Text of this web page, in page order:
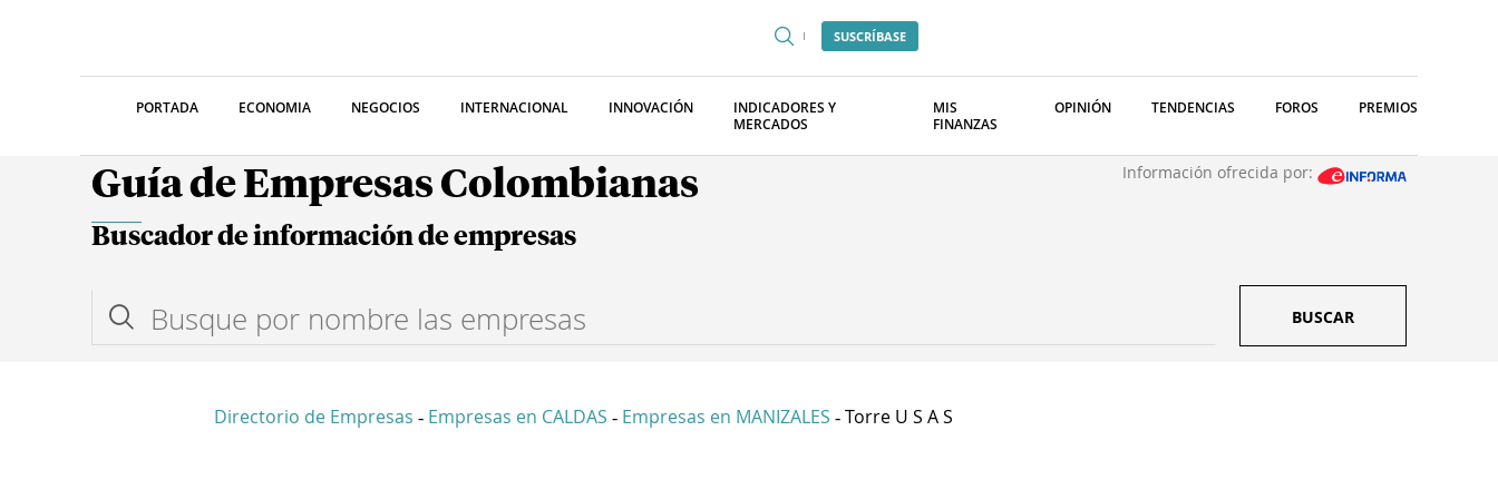
SUSCRÍBASE
PORTADA ECONOMIA NEGOCIOS INTERNACIONAL INNOVACIÓN
INDICADORES Y
MERCADOS
MIS
FINANZAS
OPINIÓN TENDENCIAS FOROS PREMIOS
Guía de Empresas Colombianas Información ofrecida por:
Buscador de información de empresas
BUSCAR
Directorio de Empresas - Empresas en CALDAS - Empresas en MANIZALES - Torre U S A S